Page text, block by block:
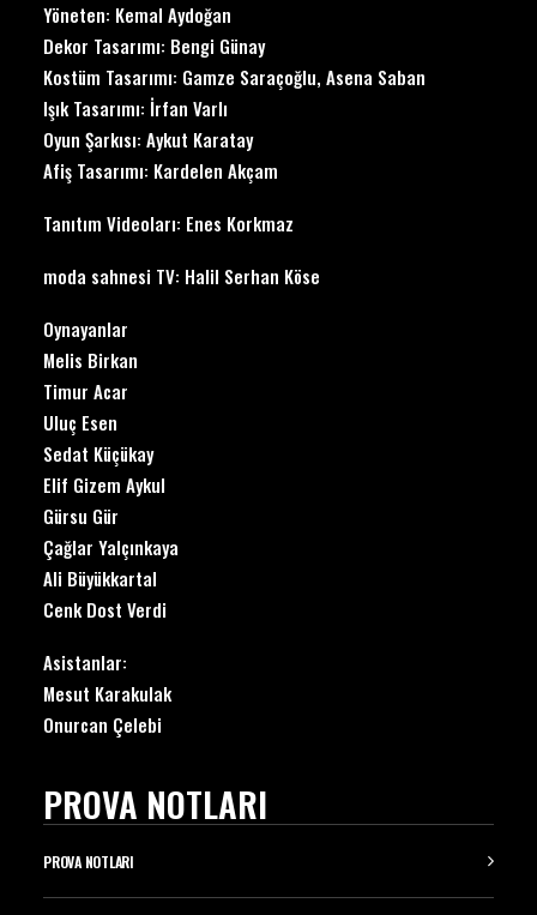
Yöneten: Kemal Aydoğan
Dekor Tasarımı: Bengi Günay
Kostüm Tasarımı: Gamze Saraçoğlu, Asena Saban
Işık Tasarımı: İrfan Varlı
Oyun Şarkısı: Aykut Karatay
Afiş Tasarımı: Kardelen Akçam
Tanıtım Videoları: Enes Korkmaz
moda sahnesi TV: Halil Serhan Köse
Oynayanlar
Melis Birkan
Timur Acar
Uluç Esen
Sedat Küçükay
Elif Gizem Aykul
Gürsu Gür
Çağlar Yalçınkaya
Ali Büyükkartal
Cenk Dost Verdi
Asistanlar:
Mesut Karakulak
Onurcan Çelebi
PROVA NOTLARI
PROVA NOTLARI